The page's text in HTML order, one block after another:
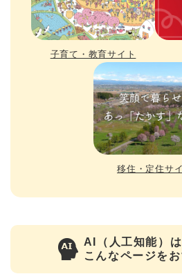
子育て・教育サイト
移住・定住サ
AI（人工知能）は
こんなページを